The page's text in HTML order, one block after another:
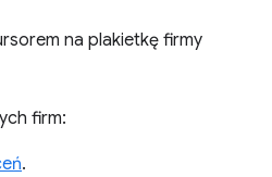
na plakietkę firmy
firm:
.